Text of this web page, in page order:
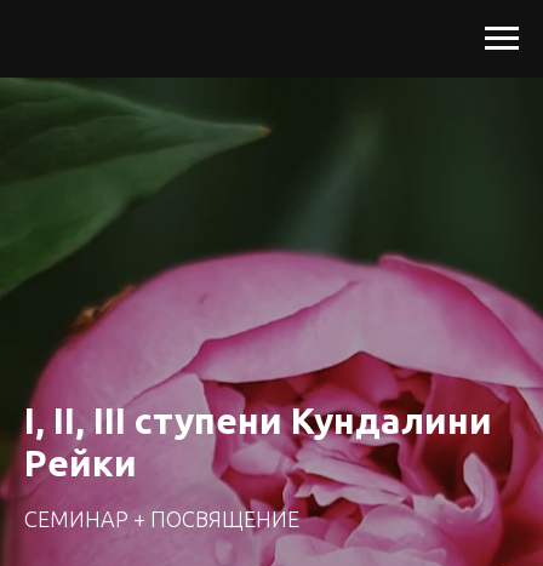
I, II, III ступени Кундалини
Рейки
СЕМИНАР + ПОСВЯЩЕНИЕ